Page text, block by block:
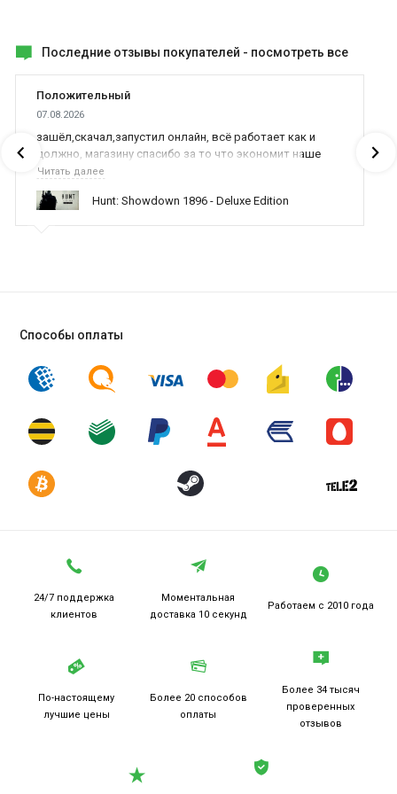
Последние отзывы покупателей - посмотреть все
Положительный
07.08.2026
зашёл,скачал,запустил онлайн, всё работает как и
должно, магазину спасибо за то что экономит наше
время,нервы и деньги, ребята вы красава оказываете
поддержку населению и походу из всех только вы и
оказываете помощь
Читать далее
Hunt: Showdown 1896 - Deluxe Edition
Способы оплаты
24/7 поддержка
клиентов
Моментальная
доставка 10 секунд
Работаем с 2010 года
По-настоящему
лучшие цены
Более 20 способов
оплаты
Более 34 тысяч
проверенных
отзывов